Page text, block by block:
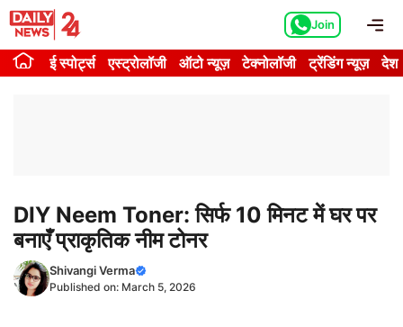
Skip
content
Join
ई स्पोर्ट्स एस्ट्रोलॉजी ऑटो न्यूज़ टेक्नोलॉजी ट्रेंडिंग न्यूज़ देश
DIY Neem Toner: सिर्फ 10 मिनट में घर पर
बनाएँ प्राकृतिक नीम टोनर
Shivangi Verma
Published on: March 5, 2026